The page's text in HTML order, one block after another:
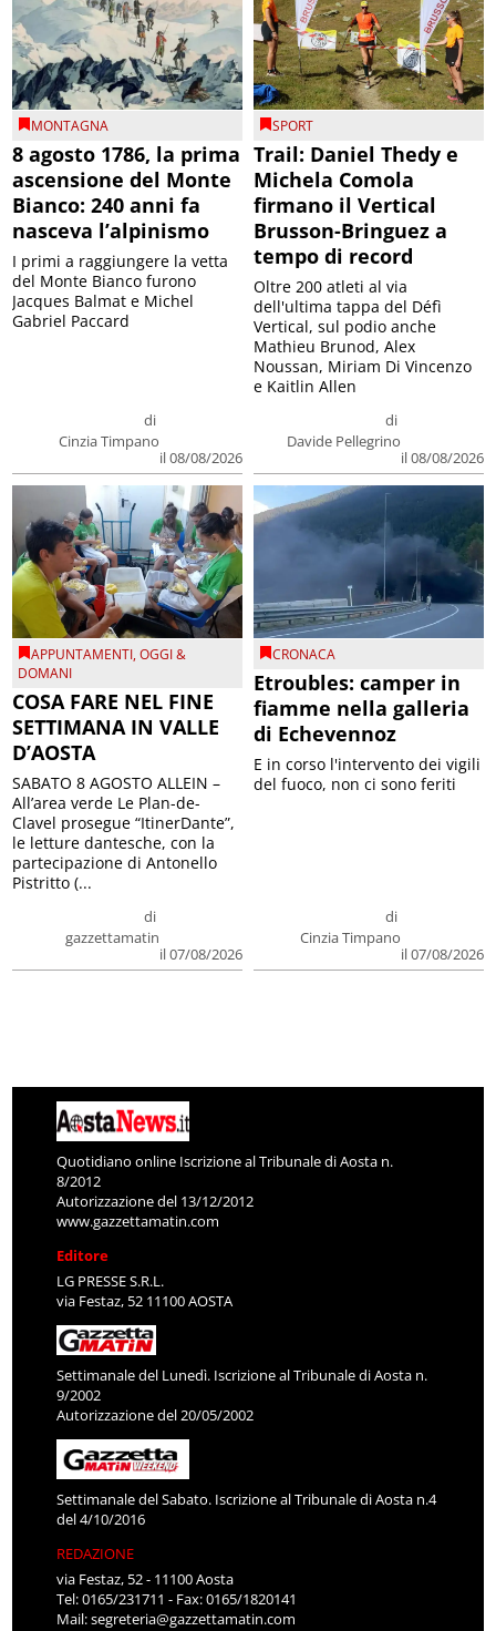
MONTAGNA
8 agosto 1786, la prima
ascensione del Monte
Bianco: 240 anni fa
nasceva l’alpinismo
di
Cinzia Timpano
il 08/08/2026
I primi a raggiungere la vetta
del Monte Bianco furono
Jacques Balmat e Michel
Gabriel Paccard
SPORT
Trail: Daniel Thedy e
Michela Comola
firmano il Vertical
Brusson-Bringuez a
tempo di record
di
Davide Pellegrino
il 08/08/2026
Oltre 200 atleti al via
dell'ultima tappa del Défì
Vertical, sul podio anche
Mathieu Brunod, Alex
Noussan, Miriam Di Vincenzo
e Kaitlin Allen
APPUNTAMENTI,OGGI &
DOMANI
COSA FARE NEL FINE
SETTIMANA IN VALLE
D’AOSTA
di
gazzettamatin
il 07/08/2026
SABATO 8 AGOSTO ALLEIN –
All’area verde Le Plan-de-
Clavel prosegue “ItinerDante”,
le letture dantesche, con la
partecipazione di Antonello
Pistritto (...
CRONACA
Etroubles: camper in
fiamme nella galleria
di Echevennoz
di
Cinzia Timpano
il 07/08/2026
E in corso l'intervento dei vigili
del fuoco, non ci sono feriti
Quotidiano online Iscrizione al Tribunale di Aosta n.
8/2012
Autorizzazione del 13/12/2012
www.gazzettamatin.com
Editore
LG PRESSE S.R.L.
via Festaz, 52 11100 AOSTA
Settimanale del Lunedì. Iscrizione al Tribunale di Aosta n.
9/2002
Autorizzazione del 20/05/2002
Settimanale del Sabato. Iscrizione al Tribunale di Aosta n.4
del 4/10/2016
REDAZIONE
via Festaz, 52 - 11100 Aosta
Tel: 0165/231711 - Fax: 0165/1820141
Mail:segreteria@gazzettamatin.com